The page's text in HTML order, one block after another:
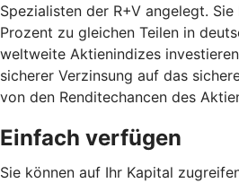
Spezialisten der R+V angelegt.
Prozent zu gleichen Teilen in
weltweite Aktienindizes
sicherer Verzinsung auf das
von den Renditechancen des
Einfach verfügen
Sie können auf Ihr Kapital